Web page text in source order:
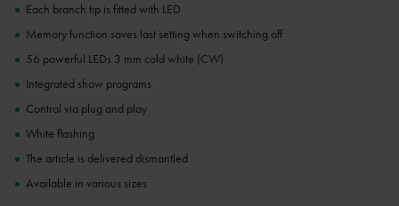
Each branch tip is fitted with LED
Memory function saves last setting when switching off
56 powerful LEDs 3 mm cold white (CW)
Integrated show programs
Control via plug and play
White flashing
The article is delivered dismantled
Available in various sizes